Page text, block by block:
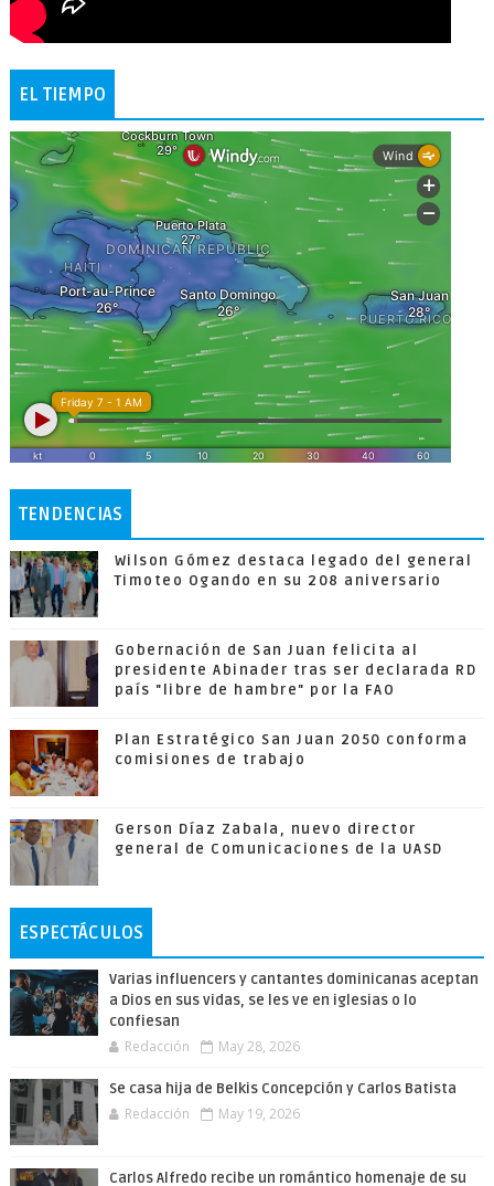
EL TIEMPO
TENDENCIAS
Wilson Gómez destaca legado del general
Timoteo Ogando en su 208 aniversario
Gobernación de San Juan felicita al
presidente Abinader tras ser declarada RD
país "libre de hambre" por la FAO
Plan Estratégico San Juan 2050 conforma
comisiones de trabajo
Gerson Díaz Zabala, nuevo director
general de Comunicaciones de la UASD
ESPECTÁCULOS
Varias influencers y cantantes dominicanas aceptan
a Dios en sus vidas, se les ve en iglesias o lo
confiesan
Redacción May 28, 2026
Se casa hija de Belkis Concepción y Carlos Batista
Redacción May 19, 2026
Carlos Alfredo recibe un romántico homenaje de su